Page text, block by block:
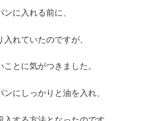
に入れる前に、
れていたのですが、
とに気がつきました。
にしっかりと油を入れ、